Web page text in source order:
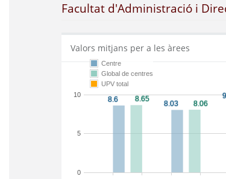
Facultat d'Administració i
Valors mitjans per a les àrees
0
5
10
Centre
Global de centres
UPV total